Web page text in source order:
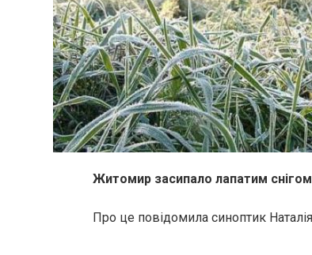
Житомир засипало лапатим
Про це повідомила синоптик